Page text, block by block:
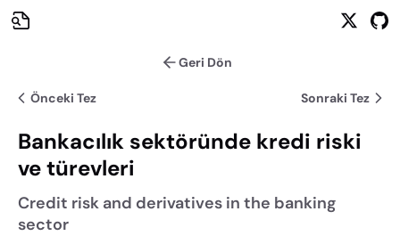
Geri Dön
Önceki Tez Sonraki Tez
Bankacılık sektöründe kredi riski
ve türevleri
Credit risk and derivatives in the banking
sector